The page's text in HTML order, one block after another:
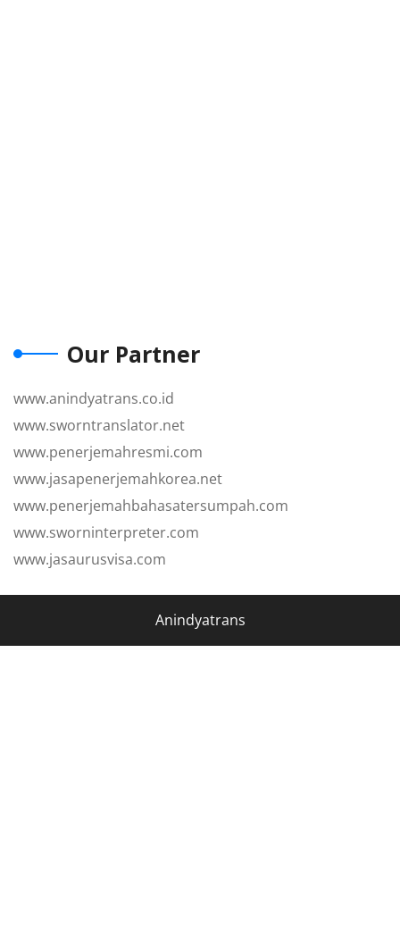
Our Partner
www.anindyatrans.co.id
www.sworntranslator.net
www.penerjemahresmi.com
www.jasapenerjemahkorea.net
www.penerjemahbahasatersumpah.com
www.sworninterpreter.com
www.jasaurusvisa.com
Anindyatrans